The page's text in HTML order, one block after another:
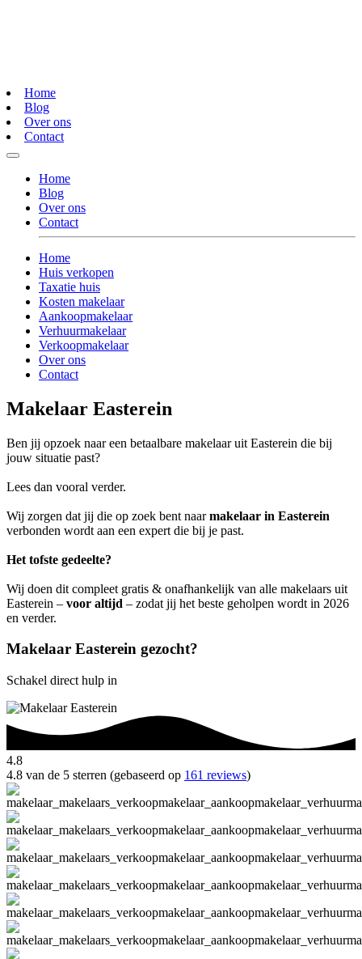
Home
Blog
Over ons
Contact
Home
Blog
Over ons
Contact
Home
Huis verkopen
Taxatie huis
Kosten makelaar
Aankoopmakelaar
Verhuurmakelaar
Verkoopmakelaar
Over ons
Contact
Makelaar Easterein
Ben jij opzoek naar een betaalbare makelaar uit Easterein die bij
jouw situatie past?
Lees dan vooral verder.
Wij zorgen dat jij die op zoek bent naarmakelaar in Easterein
verbonden wordt aan een expert die bij je past.
Het tofste gedeelte?
Wij doen dit compleet gratis & onafhankelijk van alle makelaars uit
Easterein – voor altijd – zodat jij het beste geholpen wordt in 2026
en verder.
Makelaar Easterein gezocht?
Schakel direct hulp in
4.8
4.8 van de 5 sterren (gebaseerd op 161 reviews)